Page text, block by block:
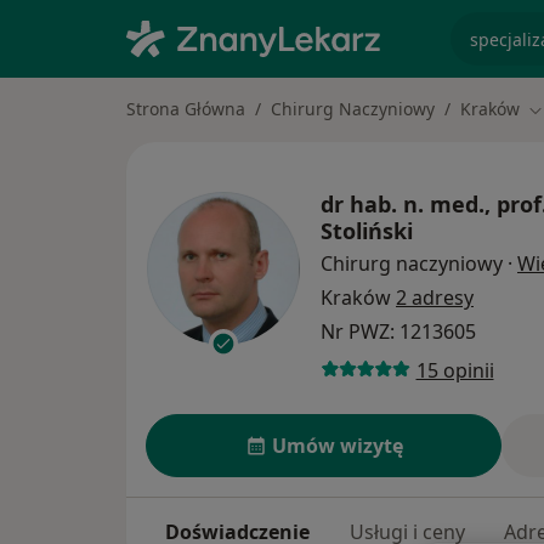
Strona Główna Chirurg Naczyniowy Kraków
dr hab. n. med.,
Stoliński
Chirurg naczyniowy ·
Kraków2 adresy
Nr PWZ: 1213605
15 opinii
Umów wizytę
Doświadczenie Usługi i ceny